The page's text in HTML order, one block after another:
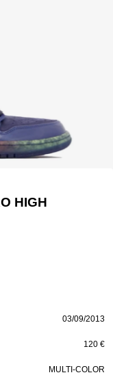
HIGH
03/09/2013
120 €
MULTI-COLOR